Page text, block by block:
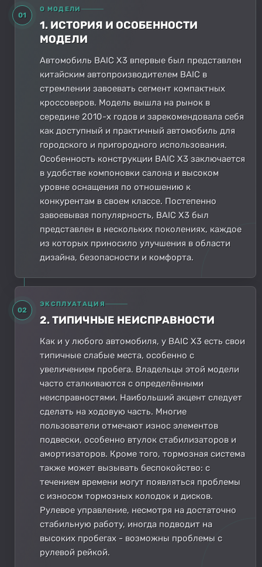
01
О МОДЕЛИ
1. ИСТОРИЯ И ОСОБЕННОСТИ
МОДЕЛИ
Автомобиль BAIC X3 впервые был представлен
китайским автопроизводителем BAIC в
стремлении завоевать сегмент компактных
кроссоверов. Модель вышла на рынок в
середине 2010-х годов и зарекомендовала себя
как доступный и практичный автомобиль для
городского и пригородного использования.
Особенность конструкции BAIC X3 заключается
в удобстве компоновки салона и высоком
уровне оснащения по отношению к
конкурентам в своем классе. Постепенно
завоевывая популярность, BAIC X3 был
представлен в нескольких поколениях, каждое
из которых приносило улучшения в области
дизайна, безопасности и комфорта.
02
ЭКСПЛУАТАЦИЯ
2. ТИПИЧНЫЕ НЕИСПРАВНОСТИ
Как и у любого автомобиля, у BAIC X3 есть свои
типичные слабые места, особенно с
увеличением пробега. Владельцы этой модели
часто сталкиваются с определёнными
неисправностями. Наибольший акцент следует
сделать на ходовую часть. Многие
пользователи отмечают износ элементов
подвески, особенно втулок стабилизаторов и
амортизаторов. Кроме того, тормозная система
также может вызывать беспокойство: с
течением времени могут появляться проблемы
с износом тормозных колодок и дисков.
Рулевое управление, несмотря на достаточно
стабильную работу, иногда подводит на
высоких пробегах - возможны проблемы с
рулевой рейкой.